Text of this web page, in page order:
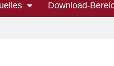
Download-